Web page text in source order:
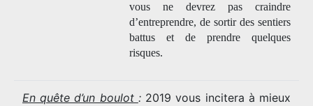
vous ne devrez pas craindre
d’entreprendre, de sortir des sentiers
battus et de prendre quelques
risques.
En quête d’un boulot :2019 vous incitera à mieux